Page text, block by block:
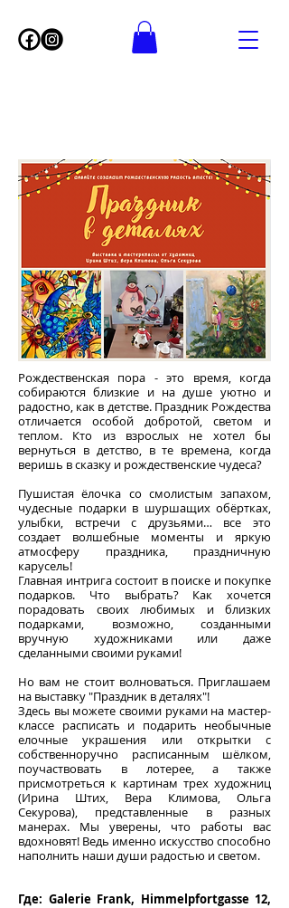
Рождественская пора - это время, когда
собираются близкие и на душе уютно и
радостно, как в детстве. Праздник Рождества
отличается особой добротой, светом и
теплом. Кто из взрослых не хотел бы
вернуться в детство, в те времена, когда
веришь в сказку и рождественские чудеса?
Пушистая ёлочка со смолистым запахом,
чудесные подарки в шуршащих обёртках,
улыбки, встречи с друзьями… все это
создает волшебные моменты и яркую
атмосферу праздника, праздничную
карусель!
Главная интрига состоит в поиске и покупке
подарков. Что выбрать? Как хочется
порадовать своих любимых и близких
подарками, возможно, созданными
вручную художниками или даже
сделанными своими руками!
Но вам не стоит волноваться. Приглашаем
на выставку "Праздник в деталях"!
Здесь вы можете своими руками на мастер-
классе расписать и подарить необычные
елочные украшения или открытки с
собственноручно расписанным шёлком,
поучаствовать в лотерее, а также
присмотреться к картинам трех художниц
(Ирина Штих, Вера Климова, Ольга
Секурова), представленные в разных
манерах. Мы уверены, что работы вас
вдохновят! Ведь именно искусство способно
наполнить наши души радостью и светом.
Где: Galerie Frank, Himmelpfortgasse 12,